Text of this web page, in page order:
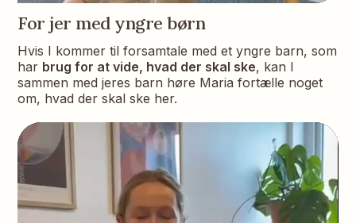
For jer med yngre børn
Hvis I kommer til forsamtale med et yngre barn, som
har brug for at vide, hvad der skal ske, kan I
sammen med jeres barn høre Maria fortælle noget
om, hvad der skal ske her.